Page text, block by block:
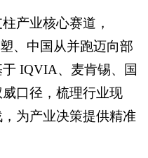
产业核心赛道，
、中国从并跑迈向部
IQVIA、麦肯锡、国
口径，梳理行业现
为产业决策提供精准